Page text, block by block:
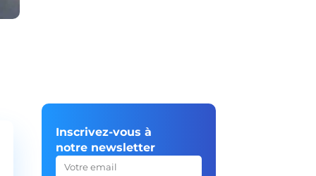
Inscrivez-vous à
notre newsletter